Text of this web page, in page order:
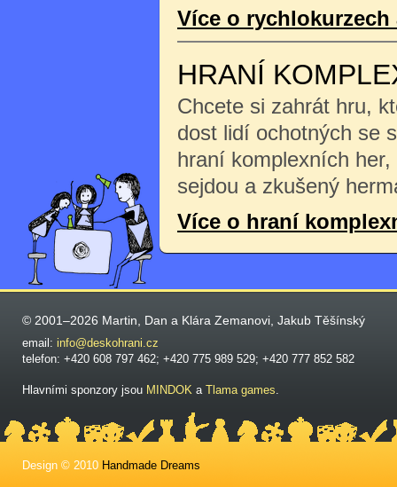
Více o rychlokurzech
HRANÍ
Chcete si zahrát hru,
dost lidí ochotných se
hraní komplexních
sejdou a zkušený
Více o hraní
© 2001–2026 Martin, Dan a Klára Zemanovi, Jakub Těšínský
email: info@deskohrani.cz
telefon: +420 608 797 462; +420 775 989 529; +420 777 852 582
Hlavními sponzory jsou MINDOK a Tlama games.
Design © 2010 Handmade Dreams